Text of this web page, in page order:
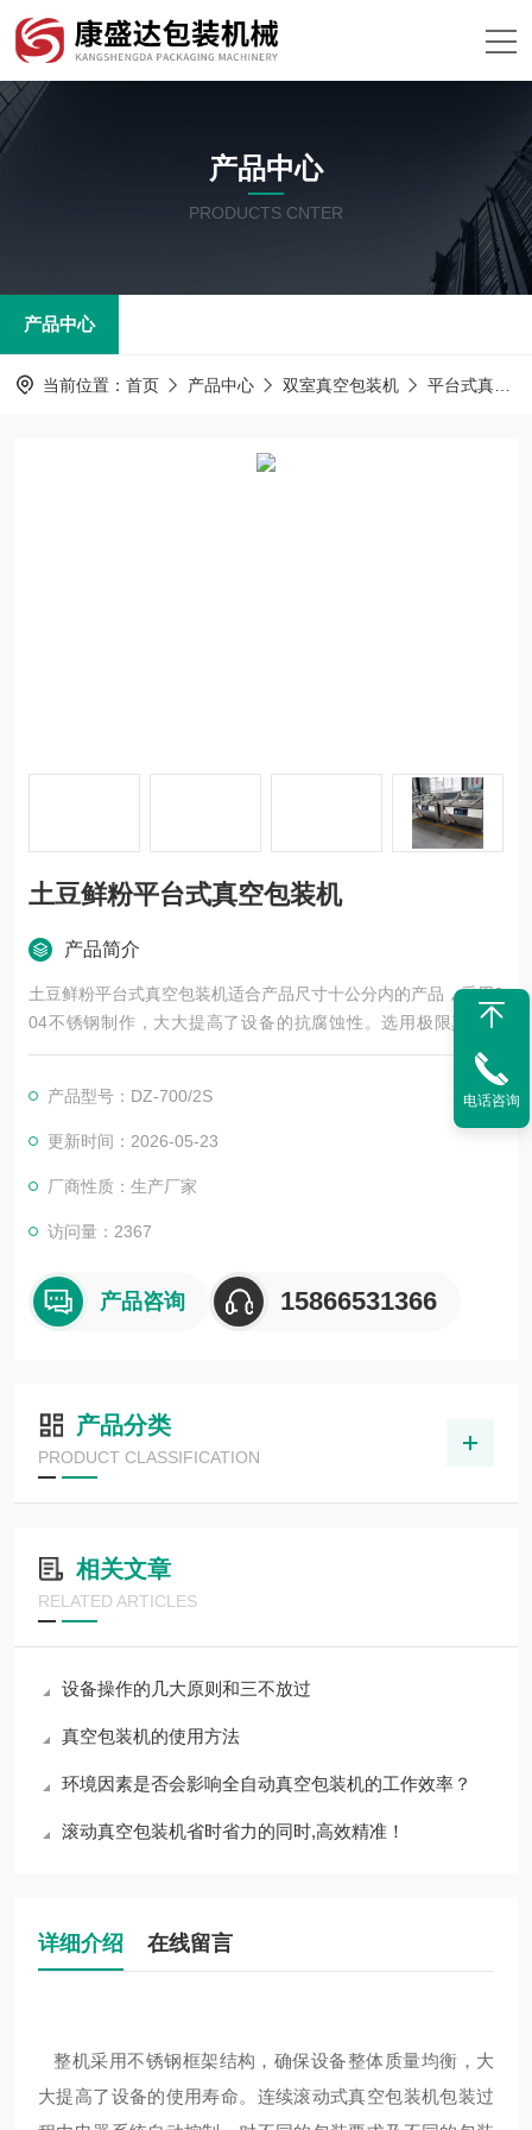
产品中心
PRODUCTS CNTER
产品中心
当前位置： 首页 产品中心 双室真空包装机 平台式真空包装机
土豆鲜粉平台式真空包装机
产品简介
土豆鲜粉平台式真空包装机适合产品尺寸十公分内的产品，采用3
04不锈钢制作，大大提高了设备的抗腐蚀性。选用极限真空度
高、性能的德国*真空泵，质量稳定，耐用可靠。
产品型号：DZ-700/2S
更新时间：2026-05-23
厂商性质：生产厂家
访问量：2367
产品咨询 15866531366
产品分类
PRODUCT CLASSIFICATION
相关文章
RELATED ARTICLES
设备操作的几大原则和三不放过
真空包装机的使用方法
环境因素是否会影响全自动真空包装机的工作效率？
滚动真空包装机省时省力的同时,高效精准！
详细介绍 在线留言
整机采用不锈钢框架结构，确保设备整体质量均衡，大
大提高了设备的使用寿命。连续滚动式真空包装机包装过
电话咨询